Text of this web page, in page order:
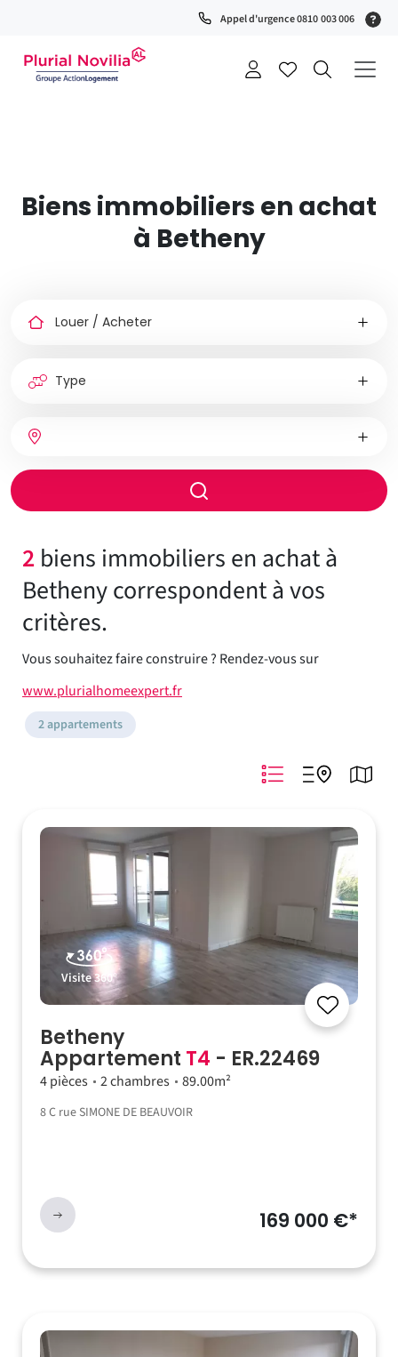
Appel d'urgence 0810 003 006
Biens immobiliers en achat
à Betheny
chambres
chauffage
Rayon
de
2 biens immobiliers en achat à
Betheny correspondent à vos
critères.
Vous souhaitez faire construire ? Rendez-vous sur
www.plurialhomeexpert.fr
2 appartements
Visite 360°
Betheny
Appartement T4 - ER.22469
4 pièces 2 chambres 89.00m²
8 C rue SIMONE DE BEAUVOIR
169 000 €*
de
chat